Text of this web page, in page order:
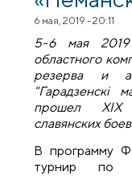
6 мая, 2019 - 20:11
5-6 мая 2019
областного
резерва и
"Гарадзенскі
прошел XIX
славянских
В программу
турнир по